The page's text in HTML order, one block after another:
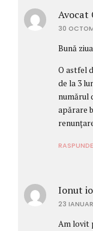
Avocat
30
Bună
O astfel
de la 3
numărul
apărare
RASPUNDE
Ionut
23
Am lovit